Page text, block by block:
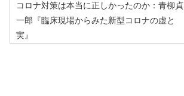
コロナ対策は本当に正しかったのか：青柳貞
一郎『臨床現場からみた新型コロナの虚と
実』